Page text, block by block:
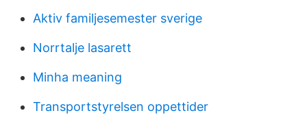
Aktiv familjesemester sverige
Norrtalje lasarett
Minha meaning
Transportstyrelsen oppettider